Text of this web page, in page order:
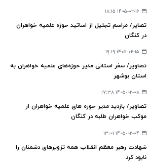
۱۴۰۵-۰۲-۱۶ ۱۸:۱۵
تصایر/ مراسم تجلیل از اساتید حوزه علمیه خواهران
در کنگان
۱۴۰۵-۰۲-۱۵ ۱۹:۱۹
تصاویر/ سفر استانی مدیر حوزه‌های علمیه خواهران به
استان بوشهر
۱۴۰۵-۰۲-۰۸ ۱۷:۳۸
تصاویر/ بازدید مدیر حوزه های علمیه خواهران از
موکب خواهران طلبه در کنگان
۱۴۰۵-۰۲-۰۴ ۱۳:۰۱
شهادت رهبر معظم انقلاب همه تزویرهای دشمنان را
نابود کرد